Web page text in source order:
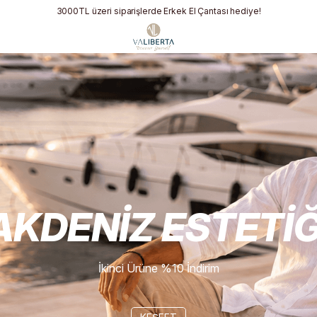
3000TL üzeri siparişlerde Erkek El Çantası hediye!